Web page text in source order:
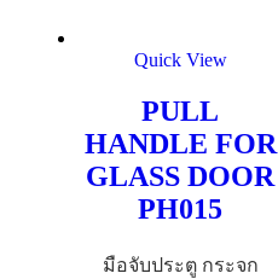
Quick View
PULL
HANDLE FOR
GLASS DOOR
PH015
มือจับประตู กระจก